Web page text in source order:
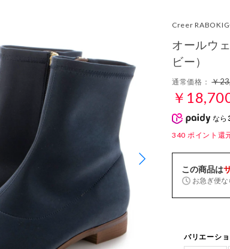
Creer
オールウ
ビー）
通常価格：￥
￥
なら
340 ポイント還
この商品は
お急ぎ便な
バリエーシ